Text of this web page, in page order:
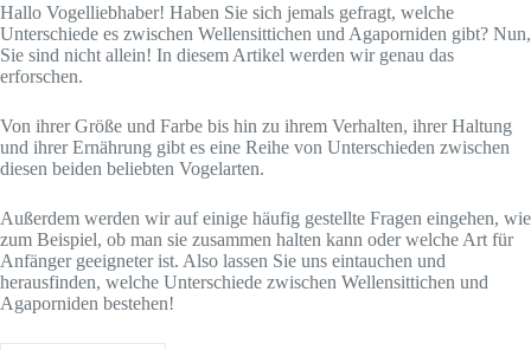
Hallo Vogelliebhaber! Haben Sie sich jemals gefragt, welche
Unterschiede es zwischen Wellensittichen und Agaporniden gibt? Nun,
Sie sind nicht allein! In diesem Artikel werden wir genau das
erforschen.
Von ihrer Größe und Farbe bis hin zu ihrem Verhalten, ihrer Haltung
und ihrer Ernährung gibt es eine Reihe von Unterschieden zwischen
diesen beiden beliebten Vogelarten.
Außerdem werden wir auf einige häufig gestellte Fragen eingehen, wie
zum Beispiel, ob man sie zusammen halten kann oder welche Art für
Anfänger geeigneter ist. Also lassen Sie uns eintauchen und
herausfinden, welche Unterschiede zwischen Wellensittichen und
Agaporniden bestehen!